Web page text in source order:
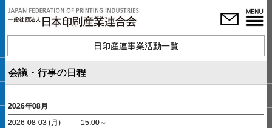
日印産連事業活動一覧
会議・行事の日程
2026年08月
2026-08-03 (月)
15:00～